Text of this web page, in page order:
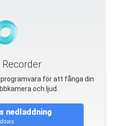
för att fånga din
och ljud.
nedladdning